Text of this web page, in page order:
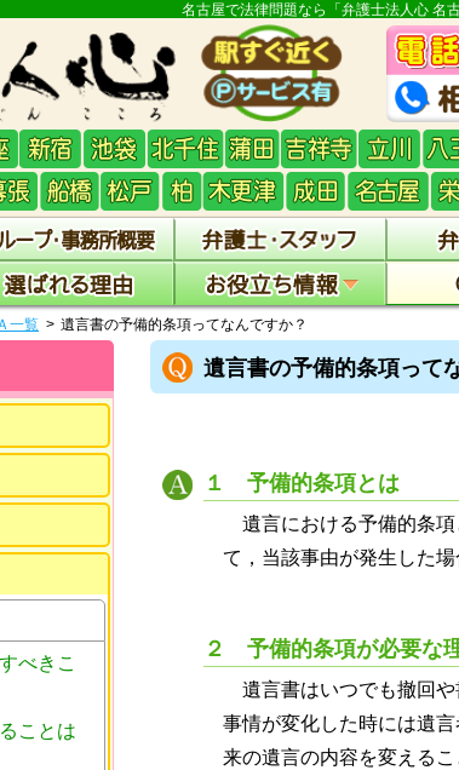
名古屋で法律問題なら「弁護士法人心 名
一覧 遺言書の予備的条項ってなんですか？
遺言書の予備的条項って
１ 予備的条項とは
遺言における予備的条
て，当該事由が発生した
２ 予備的条項が必要な
遺言書はいつでも撤回
事情が変化した時には遺
来の遺言の内容を変える
べきこ
ことは